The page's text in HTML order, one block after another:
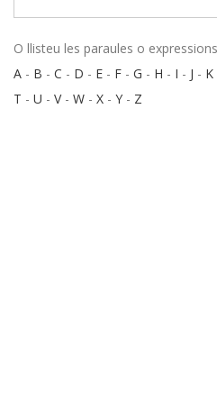
O llisteu les paraules o
A - B - C - D - E - F - G - H - I - J - K
T - U - V- W - X - Y - Z